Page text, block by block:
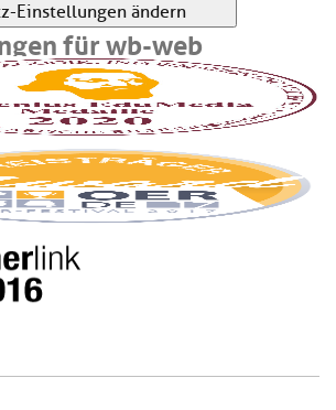
Einstellungen ändern
für wb-web